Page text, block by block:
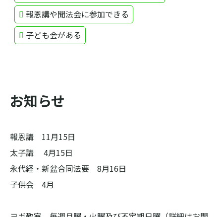
報恩講や聞法会に参加できる
子ども会がある
お知らせ
報恩講　11月15日
太子講　 4月15日
永代経・新盆合同法要　8月16日
子供会　4月